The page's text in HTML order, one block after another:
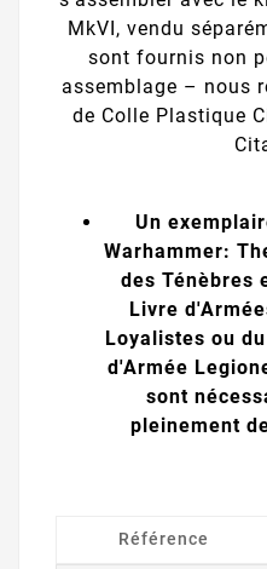
MkVI, vendu
sont fournis non
assemblage – nous
de Colle Plastique
Un
Warhammer:
des Ténèbres
Livre
Loyalistes ou
d'Armée
sont
pleinement
Référence